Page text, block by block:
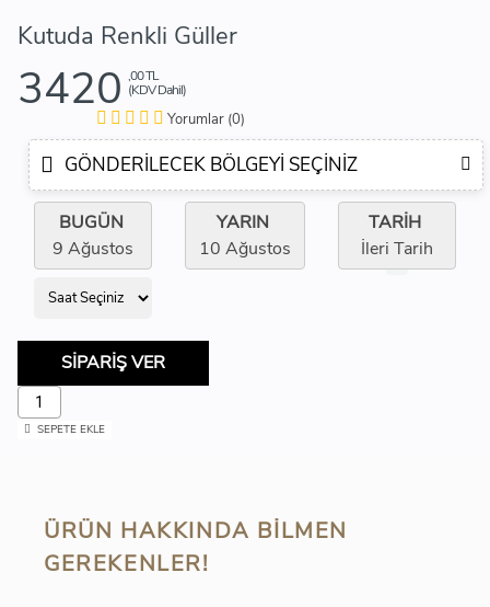
Kutuda Renkli Güller
3420 ,00 TL
(KDV Dahil)
Yorumlar (0)
GÖNDERILECEK BÖLGEYI SEÇINIZ
BUGÜN
9 Ağustos
YARIN
10 Ağustos
TARİH
İleri Tarih
SİPARİŞ VER
SEPETE EKLE
ÜRÜN HAKKINDA BILMEN
GEREKENLER!